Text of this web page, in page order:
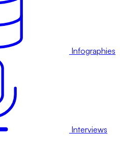
Infographies
Interviews